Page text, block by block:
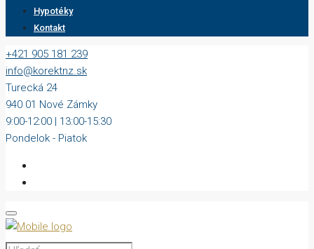
Hypotéky
Kontakt
+421 905 181 239
info@korektnz.sk
Turecká 24
940 01 Nové Zámky
9:00-12:00 | 13:00-15:30
Pondelok - Piatok